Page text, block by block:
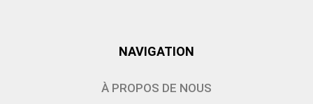
NAVIGATION
À PROPOS DE NOUS